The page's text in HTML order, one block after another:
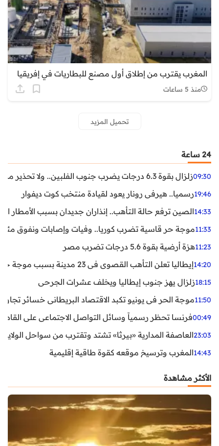
المغرب يقترب من إطلاق أول مصنع للبطاريات في إفريقيا
منذ 5 ساعات
تحميل المزيد
24 ساعة
09:30زلزال بقوة 6.3 درجات يضرب جنوب الفلبين.. ولا تحذير من تسونامي حتى الآن
19:46رسميا.. هيرفي رونار يعود لقيادة منتخب كوت ديفوار
14:33الصين ترفع حالة التأهب.. إنذاران جديدان بسبب الأمطار
11:33موجة حر قاسية تضرب كوريا.. وفيات وإصابات ونفوق مئات
11:23هزة أرضية بقوة 5.6 درجات تضرب مصر
14:20إيطاليا تعلن التأهب القصوى في 23 مدينة بسبب موجة حر شديدة
18:15زلزال يهز جنوب إيطاليا ويخلف عشرات الجرحى
11:50موجة الحر في يونيو تكبد الاقتصاد البريطاني خسائر تجاوزت 1.5 مليار
00:49فرنسا تحظر رسمياً وسائل التواصل الاجتماعي على القاصرين
23:03العاصفة المدارية «بيرثا» تشتد وتقترب من سواحل
14:43المغرب وترسيخ موقعه كقوة طاقية إقليمية
الأكثر مشاهدة